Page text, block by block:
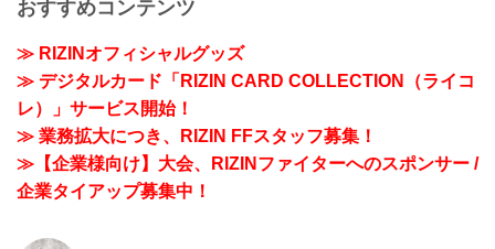
おすすめコンテンツ
≫ RIZINオフィシャルグッズ
≫ デジタルカード「RIZIN CARD COLLECTION（ライコ
レ）」サービス開始！
≫ 業務拡大につき、RIZIN FFスタッフ募集！
≫【企業様向け】大会、RIZINファイターへのスポンサー /
企業タイアップ募集中！